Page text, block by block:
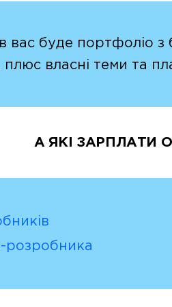
в вас буде портфоліо
плюс власні теми та
А ЯКІ ЗАРПЛАТИ
розробника